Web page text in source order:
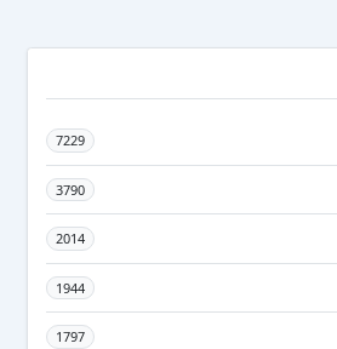
7229
3790
2014
1944
1797